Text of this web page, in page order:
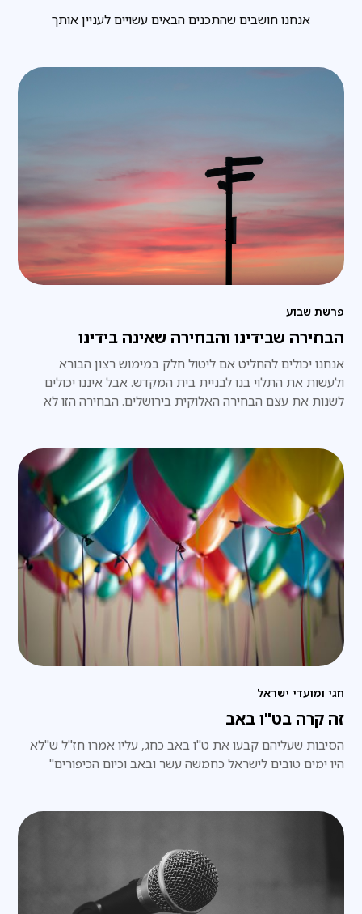
אנחנו חושבים שהתכנים הבאים עשויים לעניין אותך
פרשת שבוע
הבחירה שבידינו והבחירה שאינה בידינו
אנחנו יכולים להחליט אם ליטול חלק במימוש רצון הבורא
ולעשות את התלוי בנו לבניית בית המקדש. אבל איננו יכולים
לשנות את עצם הבחירה האלוקית בירושלים. הבחירה הזו לא
חגי ומועדי ישראל
זה קרה בט"ו באב
הסיבות שעליהם קבעו את ט"ו באב כחג, עליו אמרו חז"ל ש"לא
היו ימים טובים לישראל כחמשה עשר ובאב וכיום הכיפורים"